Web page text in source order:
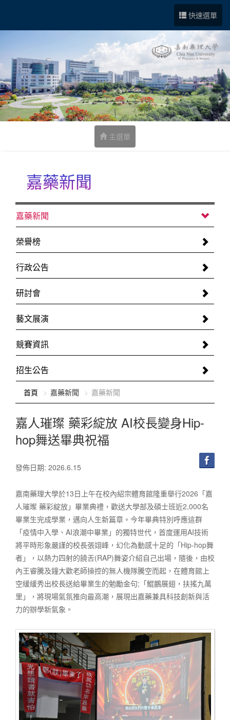
快速選單
主選單
嘉藥新聞
嘉藥新聞
榮譽榜
行政公告
研討會
藝文展演
競賽資訊
招生公告
首頁 嘉藥新聞 嘉藥新聞
嘉人璀璨 藥彩綻放 AI校長變身Hip-
hop舞送畢典祝福
發佈日期: 2026.6.15
嘉南藥理大學於13日上午在校內紹宗體育館隆重舉行2026「嘉
人璀璨 藥彩綻放」畢業典禮，歡送大學部及碩士班近2,000名
畢業生完成學業，邁向人生新篇章。今年畢典特別呼應這群
「疫情中入學、AI浪潮中畢業」的獨特世代，首度運用AI技術
將平時形象嚴謹的校長張翊峰，幻化為動感十足的「Hip-hop舞
者」，以熱力四射的饒舌(RAP)舞姿介紹自己出場，隨後，由校
內王睿騰及鐘大歡老師操控的無人機隊騰空而起，在體育館上
空緩緩秀出校長送給畢業生的勉勵金句;「鯤鵬展翅，扶搖九萬
里」，將現場氣氛推向最高潮，展現出嘉藥兼具科技創新與活
力的辦學新氣象。